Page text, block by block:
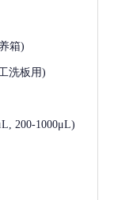
箱)
洗板用)
200-1000μL)